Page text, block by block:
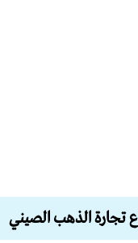
تجارة الذهب الصيني